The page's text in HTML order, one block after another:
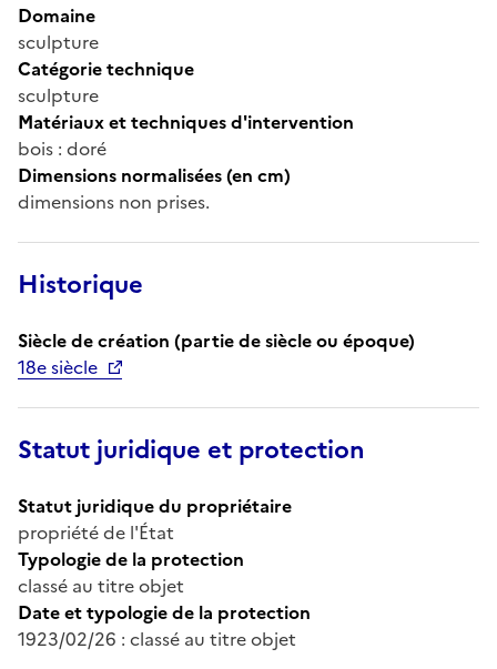
Domaine
sculpture
Catégorie technique
sculpture
Matériaux et techniques d'intervention
bois : doré
Dimensions normalisées (en cm)
dimensions non prises.
Historique
Siècle de création (partie de siècle ou époque)
18e siècle
Statut juridique et protection
Statut juridique du propriétaire
propriété de l'État
Typologie de la protection
classé au titre objet
Date et typologie de la protection
1923/02/26 : classé au titre objet